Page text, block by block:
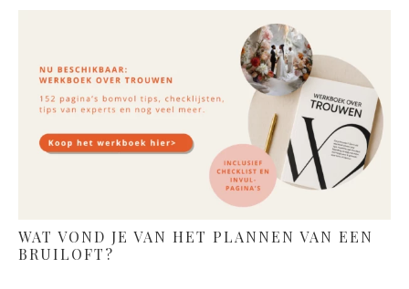
WAT VOND JE VAN HET PLANNEN VAN EEN
BRUILOFT?